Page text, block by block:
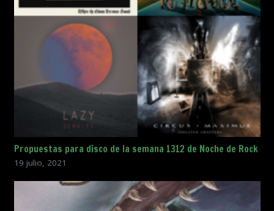
Propuestas para disco de la semana 1312 de Noche de Rock
19 julio, 2021